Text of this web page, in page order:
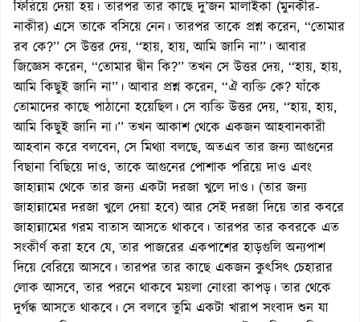
ফিরিয়ে দেয়া হয়। তারপর তার কাছে দু’জন মালাইকা (মুনকীর-
নাকীর) এসে তাকে বসিয়ে নেন। তারপর তাকে প্রশ্ন করেন, ‘‘তোমার
রব কে?’’ সে উত্তর দেয়, ‘‘হায়, হায়, আমি জানি না’’। আবার
জিজ্ঞেস করেন, ‘‘তোমার দ্বীন কি?’’ তখন সে উত্তর দেয়, ‘‘হায়, হায়,
আমি কিছুই জানি না’’। আবার প্রশ্ন করেন, ‘‘ঐ ব্যক্তি কে? যাঁকে
তোমাদের কাছে পাঠানো হয়েছিল। সে ব্যক্তি উত্তর দেয়, ‘‘হায়, হায়,
আমি কিছুই জানি না।’’ তখন আকাশ থেকে একজন আহবানকারী
আহবান করে বলবেন, সে মিথ্যা বলছে, অতএব তার জন্য আগুনের
বিছানা বিছিয়ে দাও, তাকে আগুনের পোশাক পরিয়ে দাও এবং
জাহান্নাম থেকে তার জন্য একটা দরজা খুলে দাও। (তার জন্য
জাহান্নামের দরজা খুলে দেয়া হবে) আর সেই দরজা দিয়ে তার কবরে
জাহান্নামের গরম বাতাস আসতে থাকবে। তারপর তার কবরকে এত
সংকীর্ণ করা হবে যে, তার পাজরের একপাশের হাড়গুলি অন্যপাশ
দিয়ে বেরিয়ে আসবে। তারপর তার কাছে একজন কুৎসিৎ চেহারার
লোক আসবে, তার পরনে থাকবে ময়লা নোংরা কাপড়। তার থেকে
দুর্গন্ধ আসতে থাকবে। সে বলবে তুমি একটা খারাপ সংবাদ শুন যা